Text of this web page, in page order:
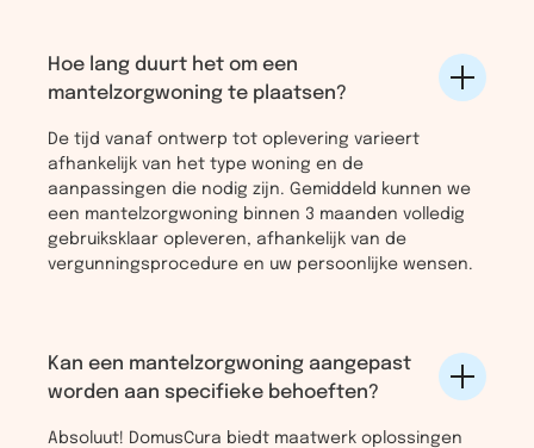
Hoe lang duurt het om een
mantelzorgwoning te plaatsen?
De tijd vanaf ontwerp tot oplevering varieert
afhankelijk van het type woning en de
aanpassingen die nodig zijn. Gemiddeld kunnen we
een mantelzorgwoning binnen 3 maanden volledig
gebruiksklaar opleveren, afhankelijk van de
vergunningsprocedure en uw persoonlijke wensen.
Kan een mantelzorgwoning aangepast
worden aan specifieke behoeften?
Absoluut! DomusCura biedt maatwerk oplossingen